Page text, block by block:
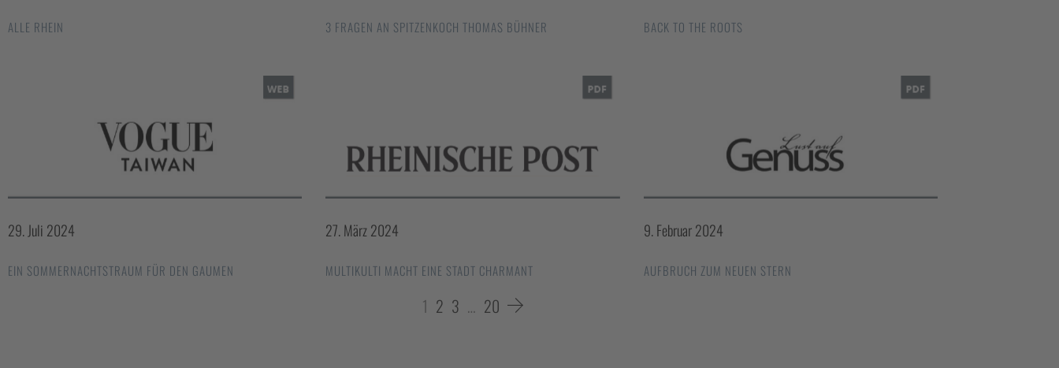
ALLE RHEIN 3 FRAGEN AN SPITZENKOCH THOMAS BÜHNER BACK TO THE ROOTS
29. Juli 2024
EIN SOMMERNACHTSTRAUM FÜR DEN GAUMEN
27. März 2024
MULTIKULTI MACHT EINE STADT CHARMANT
9. Februar 2024
AUFBRUCH ZUM NEUEN STERN
1 2 3 … 20